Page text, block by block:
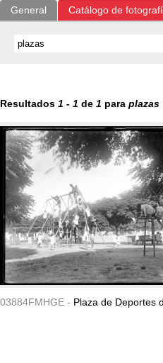
General Catálogo de
Resultados 1 - 1 de 1 para plazas
03884FMHGE - Plaza de Deportes